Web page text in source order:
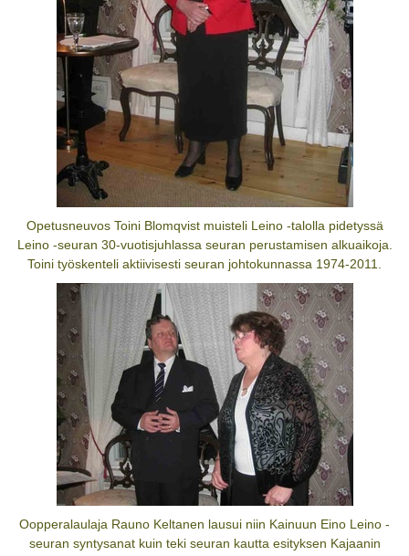
Opetusneuvos Toini Blomqvist muisteli Leino -talolla pidetyssä
Leino -seuran 30-vuotisjuhlassa seuran perustamisen alkuaikoja.
Toini työskenteli aktiivisesti seuran johtokunnassa 1974-2011.
Oopperalaulaja Rauno Keltanen lausui niin Kainuun Eino Leino -
seuran syntysanat kuin teki seuran kautta esityksen Kajaanin